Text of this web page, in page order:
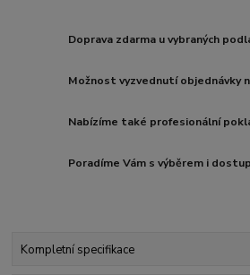
Doprava zdarma u vybraných
Možnost vyzvednutí objednávky
Nabízíme také profesionální
Poradíme Vám s výběrem i
Kompletní specifikace